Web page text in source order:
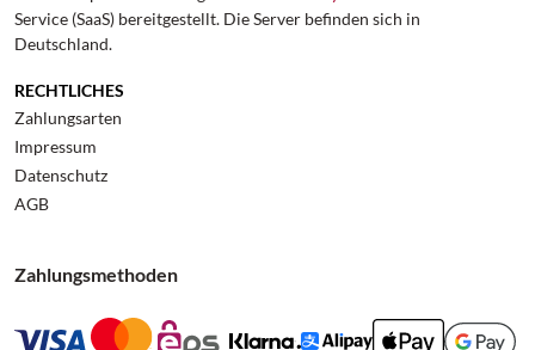
Service (SaaS) bereitgestellt. Die Server befinden sich in
Deutschland.
RECHTLICHES
Zahlungsarten
Impressum
Datenschutz
AGB
Zahlungsmethoden